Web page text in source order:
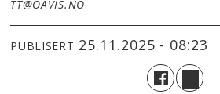
TT@OAVIS.NO
PUBLISERT 25.11.2025 - 08:23